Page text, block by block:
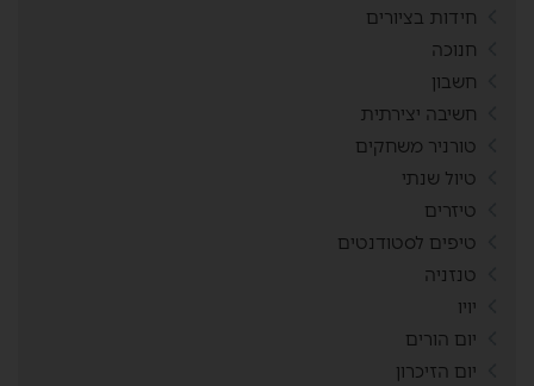
חידות בציורים
חנוכה
חשבון
חשיבה יצירתית
טורניר משחקים
טיול שנתי
טיזרים
טיפים לסטודנטים
טנזניה
יויו
יום הורים
יום הזיכרון